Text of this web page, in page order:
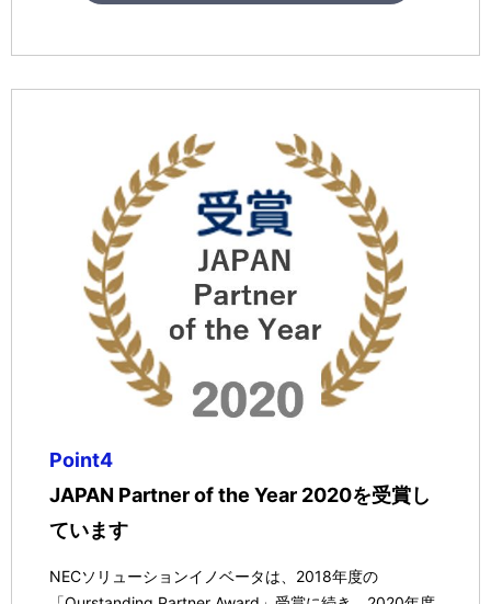
Point4
JAPAN Partner of the Year 2020を受賞し
ています
NECソリューションイノベータは、2018年度の